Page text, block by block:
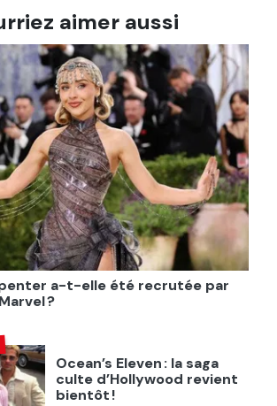
aimer aussi
a-t-elle été recrutée par
?
Ocean’s Eleven : la saga
culte d’Hollywood revient
bientôt !